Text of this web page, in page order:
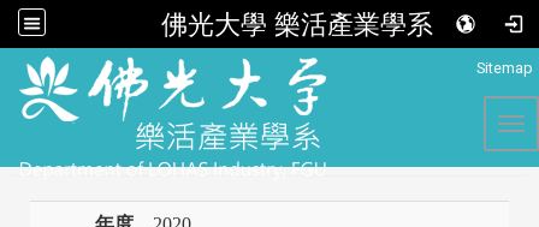
佛光大學 樂活產業學系
Sitemap